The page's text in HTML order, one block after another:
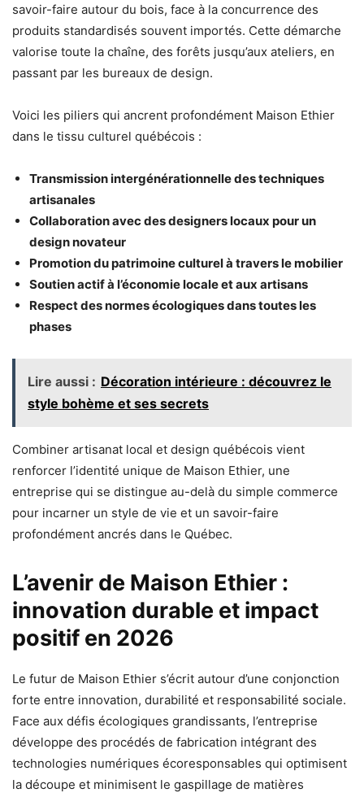
savoir-faire autour du bois, face à la concurrence des
produits standardisés souvent importés. Cette démarche
valorise toute la chaîne, des forêts jusqu’aux ateliers, en
passant par les bureaux de design.
Voici les piliers qui ancrent profondément Maison Ethier
dans le tissu culturel québécois :
Transmission intergénérationnelle des techniques
artisanales
Collaboration avec des designers locaux pour un
design novateur
Promotion du patrimoine culturel à travers le mobilier
Soutien actif à l’économie locale et aux artisans
Respect des normes écologiques dans toutes les
phases
Lire aussi : Décoration intérieure : découvrez le
style bohème et ses secrets
Combiner artisanat local et design québécois vient
renforcer l’identité unique de Maison Ethier, une
entreprise qui se distingue au-delà du simple commerce
pour incarner un style de vie et un savoir-faire
profondément ancrés dans le Québec.
L’avenir de Maison Ethier :
innovation durable et impact
positif en 2026
Le futur de Maison Ethier s’écrit autour d’une conjonction
forte entre innovation, durabilité et responsabilité sociale.
Face aux défis écologiques grandissants, l’entreprise
développe des procédés de fabrication intégrant des
technologies numériques écoresponsables qui optimisent
la découpe et minimisent le gaspillage de matières